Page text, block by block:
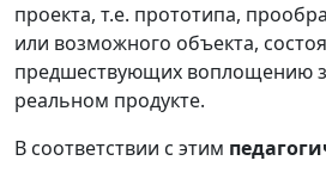
проекта, т.е. прототипа,
или возможного объекта,
предшествующих воплощению
реальном продукте.
В соответствии с этим